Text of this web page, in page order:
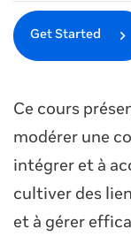
Get Started
Ce cours
modérer une
intégrer et à
cultiver des
et à gérer